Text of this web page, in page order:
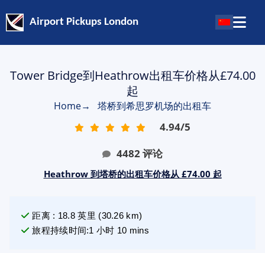
Airport Pickups London
Tower Bridge到Heathrow出租车价格从£74.00
起
Home→ 塔桥到希思罗机场的出租车
4.94/5
4482评论
Heathrow 到塔桥的出租车价格从 £74.00 起
距离: 18.8 英里 (30.26 km)
旅程持续时间:1 小时 10 mins